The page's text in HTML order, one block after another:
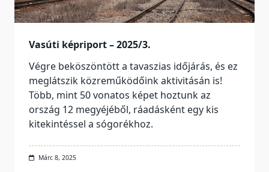
Vasúti képriport – 2025/3.
Végre beköszöntött a tavaszias időjárás, és ez
meglátszik közreműködőink aktivitásán is!
Több, mint 50 vonatos képet hoztunk az
ország 12 megyéjéből, ráadásként egy kis
kitekintéssel a sógorékhoz.
Márc 8, 2025